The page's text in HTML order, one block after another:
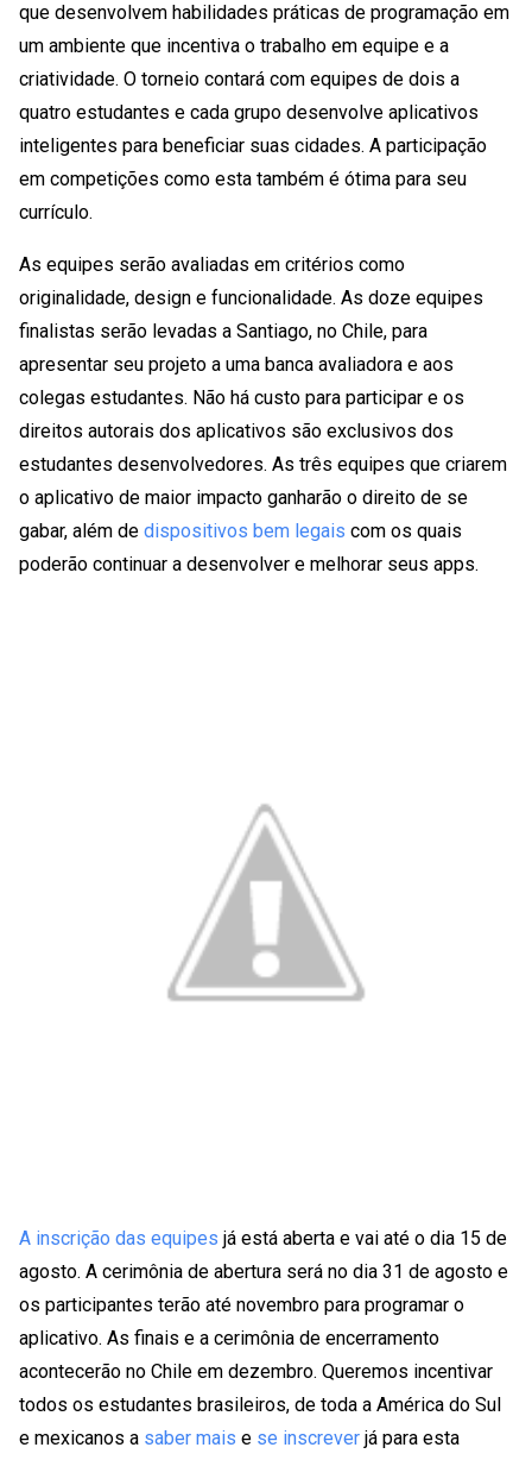
que desenvolvem habilidades práticas de programação em
um ambiente que incentiva o trabalho em equipe e a
criatividade. O torneio contará com equipes de dois a
quatro estudantes e cada grupo desenvolve aplicativos
inteligentes para beneficiar suas cidades. A participação
em competições como esta também é ótima para seu
currículo.
As equipes serão avaliadas em critérios como
originalidade, design e funcionalidade. As doze equipes
finalistas serão levadas a Santiago, no Chile, para
apresentar seu projeto a uma banca avaliadora e aos
colegas estudantes. Não há custo para participar e os
direitos autorais dos aplicativos são exclusivos dos
estudantes desenvolvedores. As três equipes que criarem
o aplicativo de maior impacto ganharão o direito de se
gabar, além de dispositivos bem legais com os quais
poderão continuar a desenvolver e melhorar seus apps.
A inscrição das equipes já está aberta e vai até o dia 15 de
agosto. A cerimônia de abertura será no dia 31 de agosto e
os participantes terão até novembro para programar o
aplicativo. As finais e a cerimônia de encerramento
acontecerão no Chile em dezembro. Queremos incentivar
todos os estudantes brasileiros, de toda a América do Sul
e mexicanos a saber mais e se inscrever já para esta